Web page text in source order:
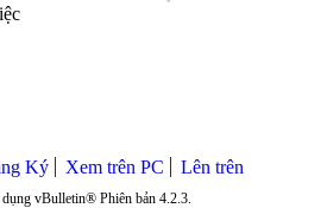
Ký Xem trên PC Lên trên
vBulletin® Phiên bản 4.2.3.